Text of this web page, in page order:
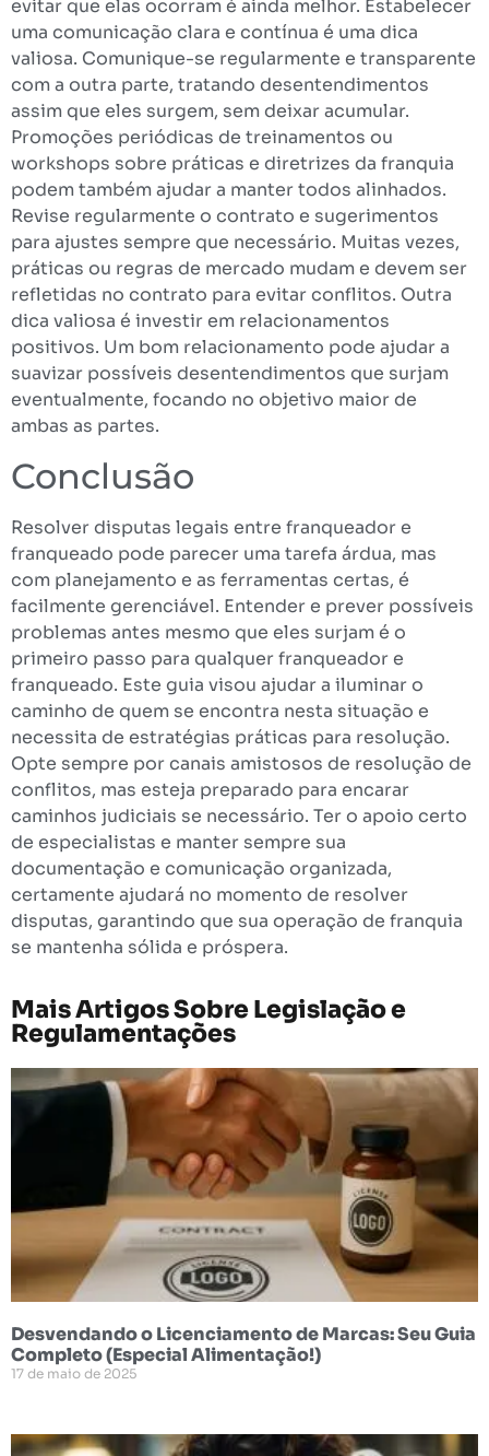
evitar que elas ocorram é ainda melhor. Estabelecer
uma comunicação clara e contínua é uma dica
valiosa. Comunique-se regularmente e transparente
com a outra parte, tratando desentendimentos
assim que eles surgem, sem deixar acumular.
Promoções periódicas de treinamentos ou
workshops sobre práticas e diretrizes da franquia
podem também ajudar a manter todos alinhados.
Revise regularmente o contrato e sugerimentos
para ajustes sempre que necessário. Muitas vezes,
práticas ou regras de mercado mudam e devem ser
refletidas no contrato para evitar conflitos. Outra
dica valiosa é investir em relacionamentos
positivos. Um bom relacionamento pode ajudar a
suavizar possíveis desentendimentos que surjam
eventualmente, focando no objetivo maior de
ambas as partes.
Conclusão
Resolver disputas legais entre franqueador e
franqueado pode parecer uma tarefa árdua, mas
com planejamento e as ferramentas certas, é
facilmente gerenciável. Entender e prever possíveis
problemas antes mesmo que eles surjam é o
primeiro passo para qualquer franqueador e
franqueado. Este guia visou ajudar a iluminar o
caminho de quem se encontra nesta situação e
necessita de estratégias práticas para resolução.
Opte sempre por canais amistosos de resolução de
conflitos, mas esteja preparado para encarar
caminhos judiciais se necessário. Ter o apoio certo
de especialistas e manter sempre sua
documentação e comunicação organizada,
certamente ajudará no momento de resolver
disputas, garantindo que sua operação de franquia
se mantenha sólida e próspera.
Mais Artigos SobreLegislação e
Regulamentações
Desvendando o Licenciamento de Marcas: Seu Guia
Completo (Especial Alimentação!)
17 de maio de 2025